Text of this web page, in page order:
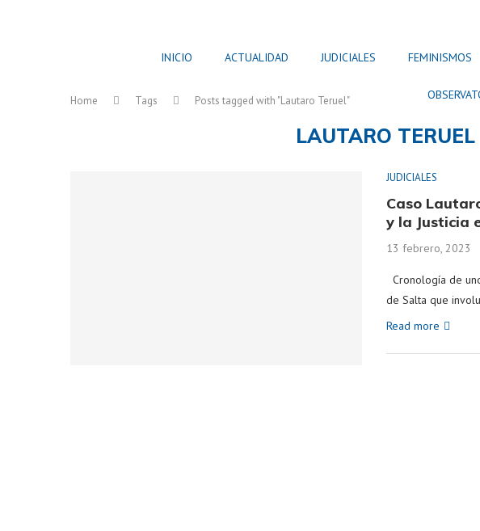
INICIO ACTUALIDAD JUDICIALES FEMINISMOS
Home Tags Posts tagged with "Lautaro Teruel"
LAUTARO TERUEL
JUDICIALES
Caso
y la Justicia
13 febrero, 2023
Cronología de
de Salta que
Read more